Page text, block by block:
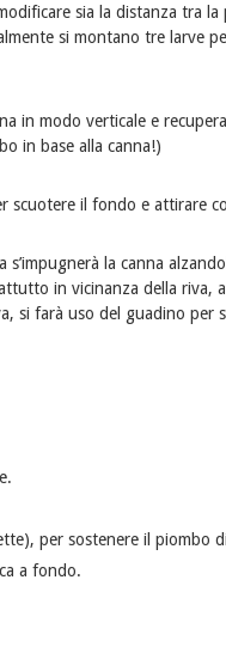
sia la distanza tra
si montano tre larve
in modo verticale e
in base alla canna!)
il fondo e attirare
la canna
in vicinanza della
si farà uso del guadino per
per sostenere il piombo
a fondo.